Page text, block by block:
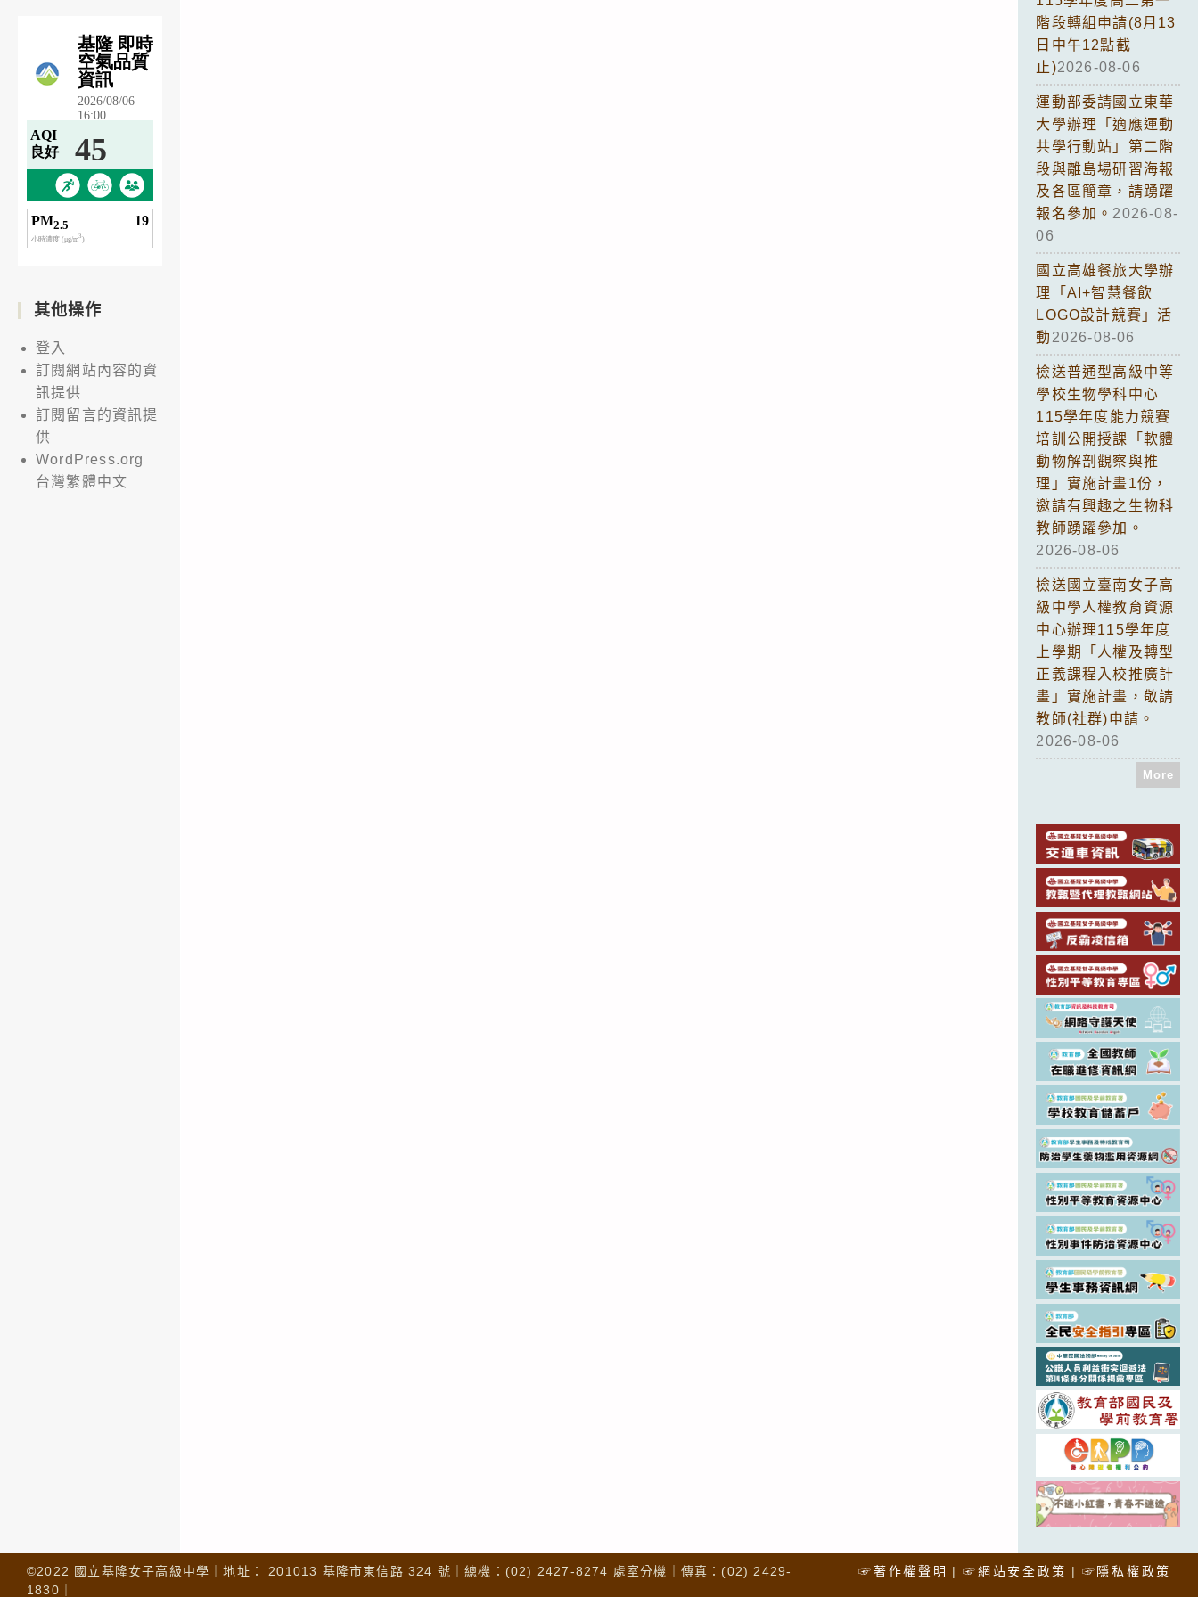
其他操作
登入
訂閱網站內容的資
訊提供
訂閱留言的資訊提
供
WordPress.org
台灣繁體中文
階段轉組申請(8月13
日中午12點截
止)2026-08-06
運動部委請國立東華
大學辦理「適應運動
共學行動站」第二階
段與離島場研習海報
及各區簡章，請踴躍
報名參加。 2026-08-
06
國立高雄餐旅大學辦
理「AI+智慧餐飲
LOGO設計競賽」活
動 2026-08-06
檢送普通型高級中等
學校生物學科中心
115學年度能力競賽
培訓公開授課「軟體
動物解剖觀察與推
理」實施計畫1份，
邀請有興趣之生物科
教師踴躍參加。
2026-08-06
檢送國立臺南女子高
級中學人權教育資源
中心辦理115學年度
上學期「人權及轉型
正義課程入校推廣計
畫」實施計畫，敬請
教師(社群)申請。
2026-08-06
More
☞著作權聲明 ☞網站安全政策 ☞隱私權政策
©2022 國立基隆女子高級中學｜地址： 201013 基隆市東信路 324 號｜總機：(02) 2427-8274 處室分機｜傳真：(02) 2429-
1830｜